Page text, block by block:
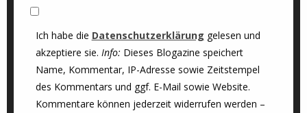
Ich habe die Datenschutzerklärung gelesen und
akzeptiere sie. Info: Dieses Blogazine speichert
Name, Kommentar, IP-Adresse sowie Zeitstempel
des Kommentars und ggf. E-Mail sowie Website.
Kommentare können jederzeit widerrufen werden –